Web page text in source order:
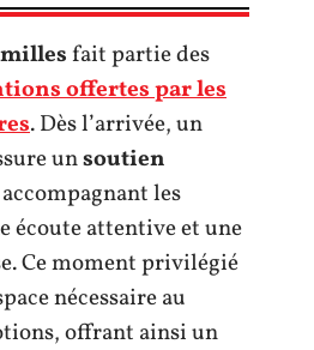
fait partie des
offertes par les
. Dès l’arrivée, un
unsoutien
les
écoute attentive et une
Ce moment privilégié
nécessaire au
offrant ainsi un